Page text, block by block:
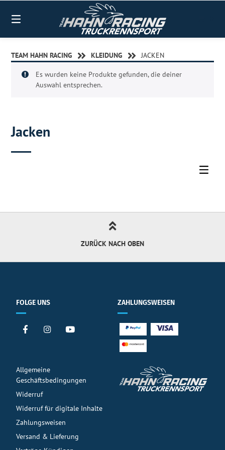
TEAM HAHN RACING KLEIDUNG JACKEN
Jacken
Es wurden keine Produkte gefunden, die deiner
Auswahl entsprechen.
ZURÜCK NACH OBEN
FOLGE UNS ZAHLUNGSWEISEN
Allgemeine
Geschäftsbedingungen
Widerruf
Widerruf für digitale Inhalte
Zahlungsweisen
Versand & Lieferung